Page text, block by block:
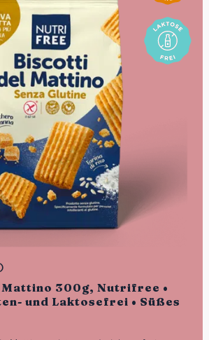
300g, Nutrifree •
und Laktosefrei • Süßes